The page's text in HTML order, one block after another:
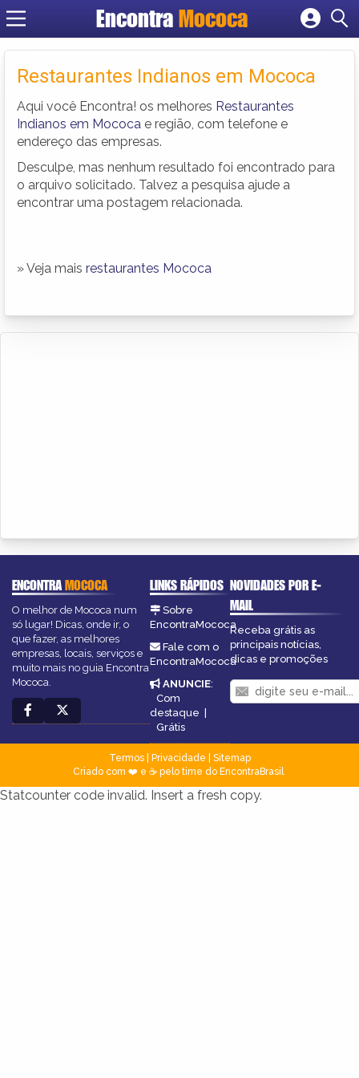
Encontra Mococa
Criar conta
Restaurantes Indianos em Mococa
Aqui você Encontra! os melhores Restaurantes
Indianos em Mococa e região, com telefone e
endereço das empresas.
Desculpe, mas nenhum resultado foi encontrado para
o arquivo solicitado. Talvez a pesquisa ajude a
encontrar uma postagem relacionada.
» Veja mais restaurantes Mococa
ENCONTRAMOCOCA
O melhor de Mococa num
só lugar! Dicas, onde ir, o
que fazer, as melhores
empresas, locais, serviços e
muito mais no guia Encontra
Mococa.
LINKS RÁPIDOS
Sobre
EncontraMococa
Fale com o
EncontraMococa
ANUNCIE:
Com
destaque |
Grátis
NOVIDADES POR E-
MAIL
Receba grátis as
principais notícias,
dicas e promoções
Termos| Privacidade
Sitemap
Criado com ❤️ e ☕ pelo time do EncontraBrasil
Statcounter code invalid. Insert a fresh copy.